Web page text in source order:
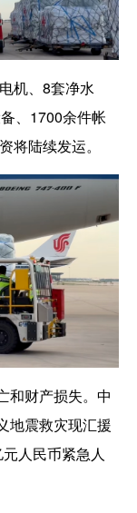
机、8套净水
、1700余件帐
将陆续发运。
财产损失。中
地震救灾现汇援
人民币紧急人